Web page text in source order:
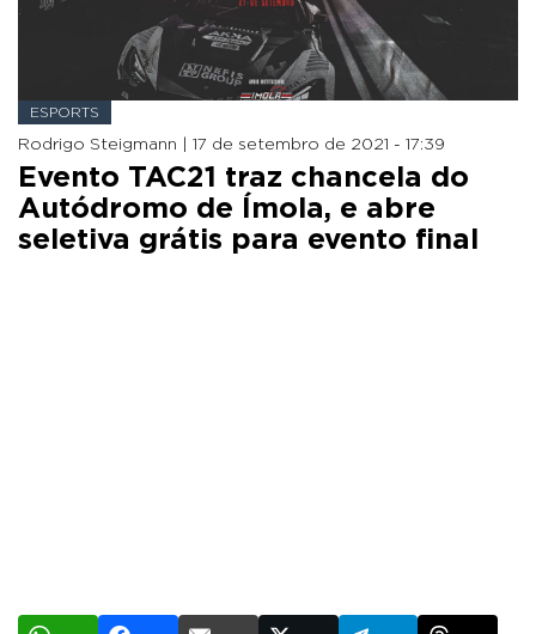
ESPORTS
Rodrigo Steigmann | 17 de setembro de 2021 - 17:39
Evento TAC21 traz chancela do
Autódromo de Ímola, e abre
seletiva grátis para evento final